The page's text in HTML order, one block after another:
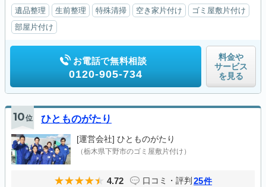
遺品整理 生前整理 特殊清掃 空き家片付け
ゴミ屋敷片付け
部屋片付け
お電話で無料相談
0120-905-734
料金や
サービス
を見る
10位 ひとものがたり
[運営会社] ひとものがたり
（栃木県下野市のゴミ屋敷片付け）
4.72 口コミ・評判 25件